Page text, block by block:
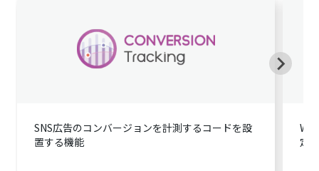
SNS広告のコンバージョンを計測するコードを設
置する機能
定